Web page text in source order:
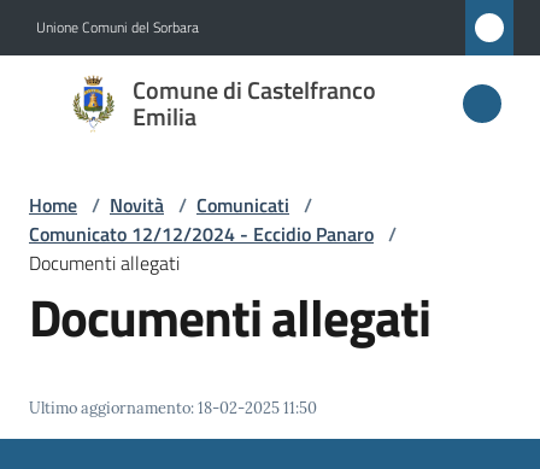
Unione Comuni del Sorbara
Comune di Castelfranco
Emilia
Comune di
Castelfranco
Amministrazione
Novità
Home / Novità / Comunicati /
Comunicato 12/12/2024 - Eccidio Panaro /
Documenti allegati
Documenti allegati
Ultimo aggiornamento:18-02-2025 11:50